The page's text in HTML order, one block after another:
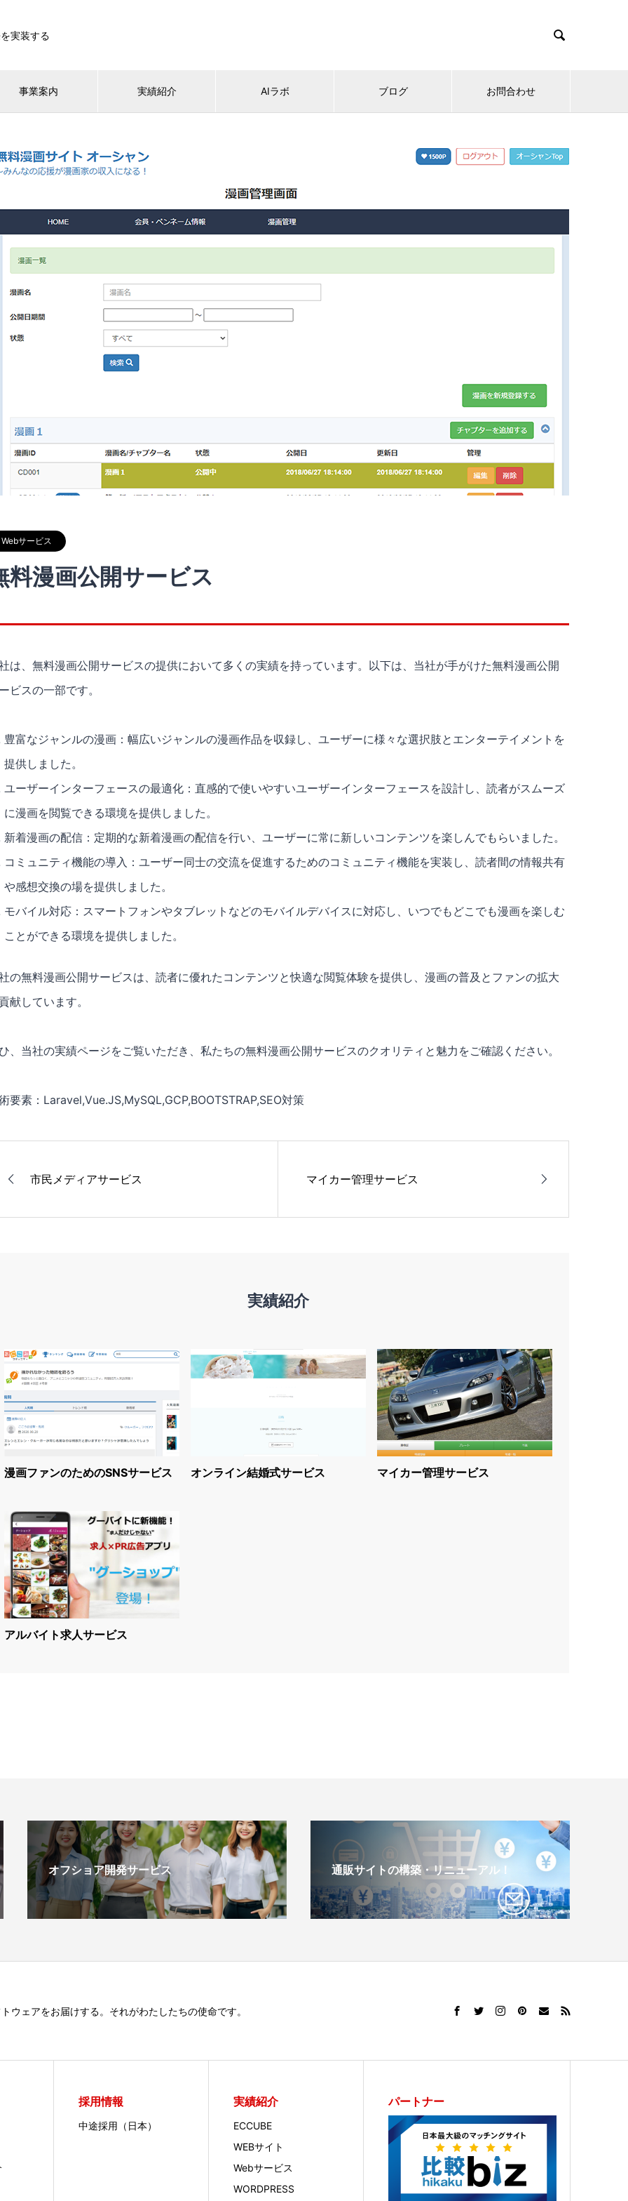
実装する 
事業案内 実績紹介 AIラボ ブログ お問合わせ
Webサービス
料漫画公開サービス
は、無料漫画公開サービスの提供において多くの実績を持っています。以下は、当社が手がけた無料漫画公開
ビスの一部です。
豊富なジャンルの漫画：幅広いジャンルの漫画作品を収録し、ユーザーに様々な選択肢とエンターテイメントを
提供しました。
ユーザーインターフェースの最適化：直感的で使いやすいユーザーインターフェースを設計し、読者がスムーズ
に漫画を閲覧できる環境を提供しました。
新着漫画の配信：定期的な新着漫画の配信を行い、ユーザーに常に新しいコンテンツを楽しんでもらいました。
コミュニティ機能の導入：ユーザー同士の交流を促進するためのコミュニティ機能を実装し、読者間の情報共有
や感想交換の場を提供しました。
モバイル対応：スマートフォンやタブレットなどのモバイルデバイスに対応し、いつでもどこでも漫画を楽しむ
ことができる環境を提供しました。
の無料漫画公開サービスは、読者に優れたコンテンツと快適な閲覧体験を提供し、漫画の普及とファンの拡大
献しています。
、当社の実績ページをご覧いただき、私たちの無料漫画公開サービスのクオリティと魅力をご確認ください。
要素：Laravel,Vue.JS,MySQL,GCP,BOOTSTRAP,SEO対策
市民メディアサービス マイカー管理サービス
実績紹介
漫画ファンのためのSNSサービス オンライン結婚式サービス マイカー管理サービス
アルバイト求人サービス
オフショア開発サービス 通販サイトの構築・リニューアル！
ウェアをお届けする。それがわたしたちの使命です。
採用情報
中途採用（日本）
実績紹介
ECCUBE
WEBサイト
Webサービス
WORDPRESS
パートナー